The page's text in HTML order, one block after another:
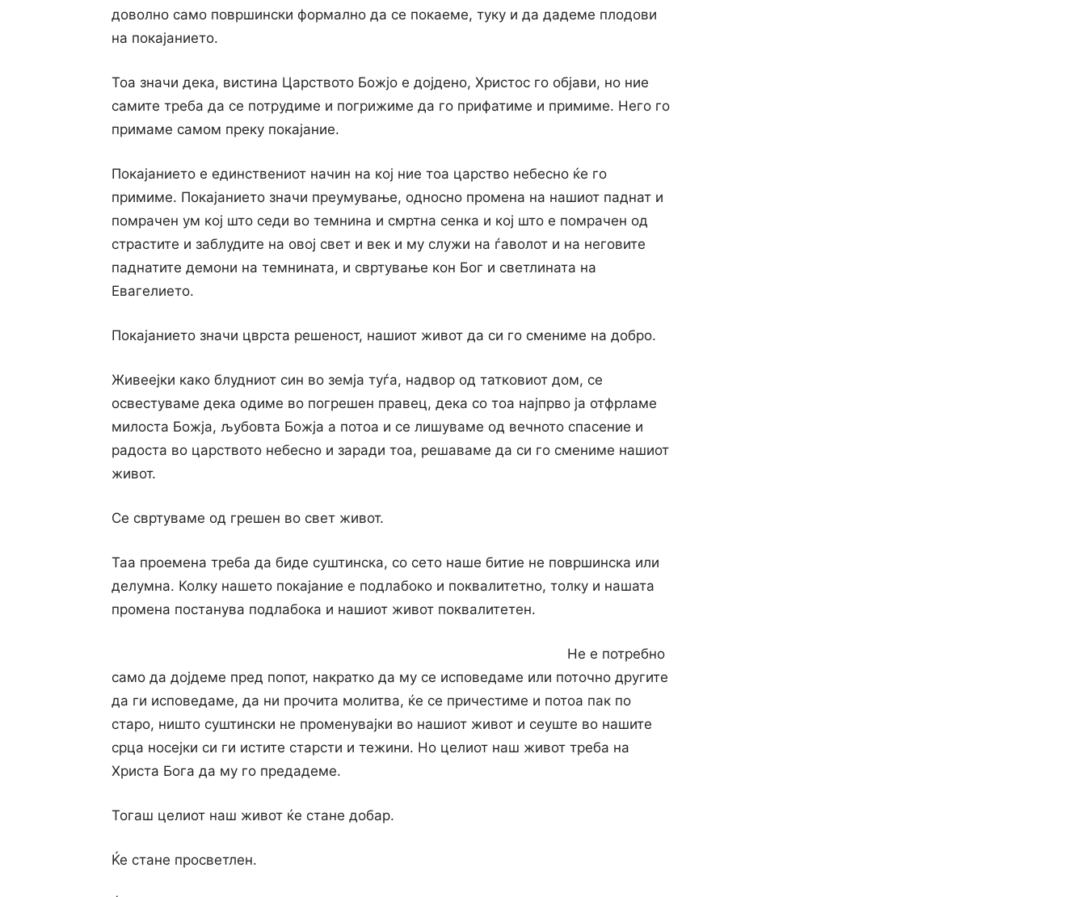
доволно само површински формално да се покаеме, туку и да дадеме плодови
на покајанието.
Тоа значи дека, вистина Царството Божјо е дојдено, Христос го објави, но ние
самите треба да се потрудиме и погрижиме да го прифатиме и примиме. Него го
примаме самом преку покајание.
Покајанието е единствениот начин на кој ние тоа царство небесно ќе го
примиме. Покајанието значи преумување, односно промена на нашиот паднат и
помрачен ум кој што седи во темнина и смртна сенка и кој што е помрачен од
страстите и заблудите на овој свет и век и му служи на ѓаволот и на неговите
паднатите демони на темнината, и свртување кон Бог и светлината на
Евагелието.
Покајанието значи цврста решеност, нашиот живот да си го смениме на добро.
Живеејки како блудниот син во земја туѓа, надвор од татковиот дом, се
освестуваме дека одиме во погрешен правец, дека со тоа најпрво ја отфрламе
милоста Божја, љубовта Божја а потоа и се лишуваме од вечното спасение и
радоста во царството небесно и заради тоа, решаваме да си го смениме нашиот
живот.
Се свртуваме од грешен во свет живот.
Таа проемена треба да биде суштинска, со сето наше битие не површинска или
делумна. Колку нашето покајание е подлабоко и поквалитетно, толку и нашата
промена постанува подлабока и нашиот живот поквалитетен.
Не е потребно
само да дојдеме пред попот, накратко да му се исповедаме или поточно другите
да ги исповедаме, да ни прочита молитва, ќе се причестиме и потоа пак по
старо, ништо суштински не променувајки во нашиот живот и сеуште во нашите
срца носејки си ги истите старсти и тежини. Но целиот наш живот треба на
Христа Бога да му го предадеме.
Тогаш целиот наш живот ќе стане добар.
Ќе стане просветлен.